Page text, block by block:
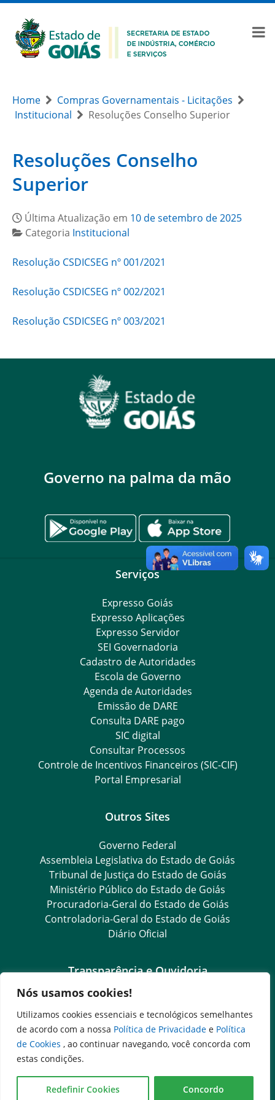
Nós usamos cookies!
Utilizamos cookies essenciais e tecnológicos semelhantes
de acordo com a nossa Política de Privacidade e Política
de Cookies , ao continuar navegando, você concorda com
estas condições.
Redefinir Cookies Concordo
Home
Compras Governamentais - Licitações
Institucional
Resoluções Conselho Superior
Resoluções Conselho
Superior
Última Atualização em 10 de setembro de 2025
Categoria Institucional
Resolução CSDICSEG nº 001/2021
Resolução CSDICSEG nº 002/2021
Resolução CSDICSEG nº 003/2021
Governo na palma da mão
Serviços
Expresso Goiás
Expresso Aplicações
Expresso Servidor
SEI Governadoria
Cadastro de Autoridades
Escola de Governo
Agenda de Autoridades
Emissão de DARE
Consulta DARE pago
SIC digital
Consultar Processos
Controle de Incentivos Financeiros (SIC-CIF)
Portal Empresarial
Outros Sites
Governo Federal
Assembleia Legislativa do Estado de Goiás
Tribunal de Justiça do Estado de Goiás
Ministério Público do Estado de Goiás
Procuradoria-Geral do Estado de Goiás
Controladoria-Geral do Estado de Goiás
Diário Oficial
Transparência e Ouvidoria
LGPD
Goiás Transparência
Dados Abertos Goiás
e-SIC – Serviço Eletrônico de Informação ao Cidadão
SIC – Serviço de Informação ao Cidadão
Ouvidoria Setorial (Expresso)
Ouvidoria Setorial (Presencial)